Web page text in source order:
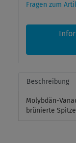
Fragen zum
Beschreibung
Molybdän-
brünierte Spitze